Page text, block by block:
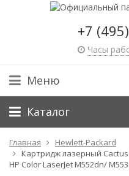
+7
Часы
Меню
Каталог
Главная
Hewlett-Packard
Картридж лазерный Cactus
HP Color LaserJet M552dn/